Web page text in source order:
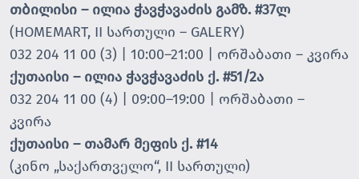
თბილისი – ილია ჭავჭავაძის გამზ. #37ლ
(HOMEMART, II სართული – GALERY)
032 204 11 00 (3) | 10:00–21:00 | ორშაბათი – კვირა
ქუთაისი – ილია ჭავჭავაძის ქ. #51/2ა
032 204 11 00 (4) | 09:00–19:00 | ორშაბათი –
კვირა
ქუთაისი – თამარ მეფის ქ. #14
(კინო „საქართველო“, II სართული)